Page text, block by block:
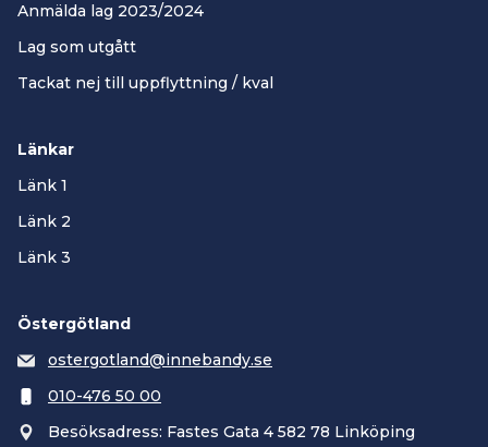
Anmälda lag 2023/2024
Lag som utgått
Tackat nej till uppflyttning / kval
Länkar
Länk 1
Länk 2
Länk 3
Östergötland
ostergotland@innebandy.se
010-476 50 00
Besöksadress: Fastes Gata 4 582 78 Linköping